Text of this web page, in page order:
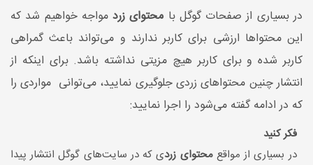
در بسیاری از صفحات گوگل با محتوای زردمواجه خواهیم شد که
این محتواها ارزشی برای کاربر ندارند و می‌تواند باعث گمراهی
کاربر شده و برای کاربر هیچ مزیتی نداشته باشد. برای اینکه از
انتشار چنین محتواهای زردی جلوگیری نمایید، می‌توانی مواردی را
که در ادامه گفته می‌شود را اجرا نمایید:
فکر کنید
در بسیاری از مواقعمحتوای زردی که در سایت‌های گوگل انتشار پیدا